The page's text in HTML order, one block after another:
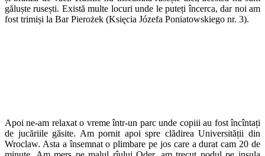
găluște rusești. Există multe locuri unde le puteți încerca, dar noi am
fost trimiși la Bar Pierożek (Księcia Józefa Poniatowskiego nr. 3).
Apoi ne-am relaxat o vreme într-un parc unde copiii au fost încîntați
de jucăriile găsite. Am pornit apoi spre clădirea Universității din
Wroclaw. Asta a însemnat o plimbare pe jos care a durat cam 20 de